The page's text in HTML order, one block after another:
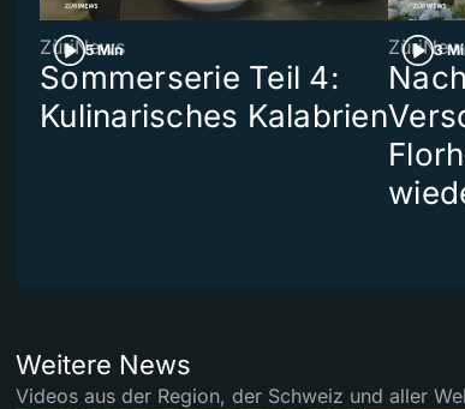
5 Min
ZüriNews
Sommerserie Teil 4:
Kulinarisches Kalabrien
3
Weitere News
Videos aus der Region, der Schweiz und aller